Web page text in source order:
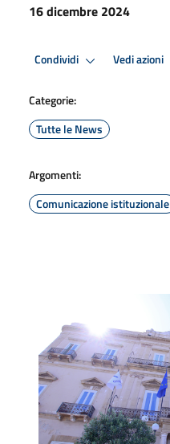
16 dicembre 2024
Condividi Vedi azioni
Categorie:
Tutte le News
Argomenti:
Comunicazione istituzionale